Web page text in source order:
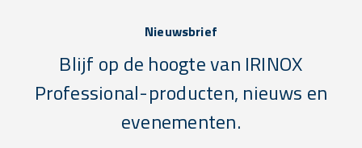
Nieuwsbrief
Blijf op de hoogte van IRINOX
Professional-producten, nieuws en
evenementen.